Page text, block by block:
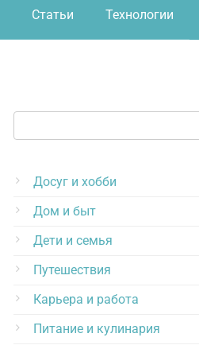
Статьи Технологии
Досуг и хобби
Дом и быт
Дети и семья
Путешествия
Карьера и работа
Питание и кулинария